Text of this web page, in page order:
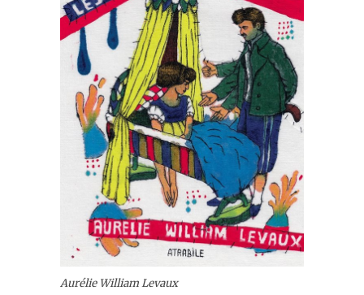
Aurélie William Levaux